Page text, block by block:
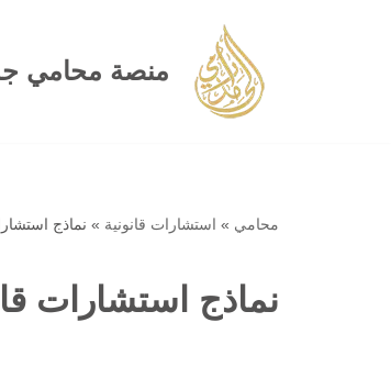
منصة محامي
محامي » استشارات قانونية » نماذج
نماذج استشارات